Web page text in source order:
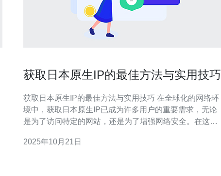
获取日本原生IP的最佳方法与实用技巧
获取日本原生IP的最佳方法与实用技巧 在全球化的网络环
境中，获取日本原生IP已成为许多用户的重要需求，无论
是为了访问特定的网站，还是为了增强网络安全。在这篇
用技巧，帮助您轻松实现目标。 以下是文章的三个精华要
2025年10月21日